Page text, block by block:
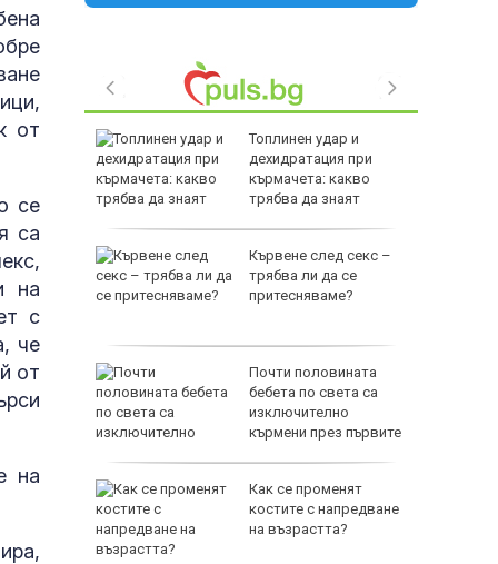
от
се
са
на
с
че
от
на
се
с
зад
и
Топлинен удар и
дехидратация при
кърмачета: какво
трябва да знаят
Кървене след секс –
трябва ли да се
притесняваме?
Почти половината
бебета по света са
изключително
кърмени през първите
Как се променят
костите с напредване
на възрастта?